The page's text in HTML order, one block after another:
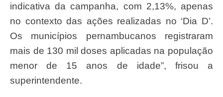
indicativa da campanha, com 2,13%, apenas
no contexto das ações realizadas no ‘Dia D’.
Os municípios pernambucanos registraram
mais de 130 mil doses aplicadas na população
menor de 15 anos de idade”, frisou a
superintendente.